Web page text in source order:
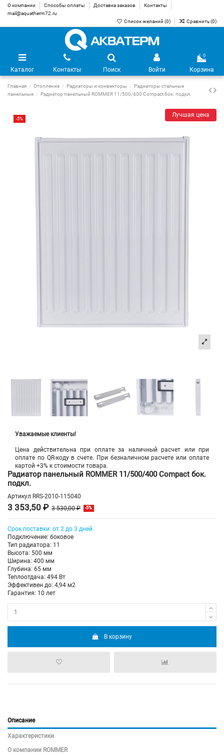
О компании Способы оплаты Доставка заказов
Контакты
mail@aquatherm72.ru
Список желаний (0) Сравнить (0)
Каталог Контакты Поиск Войти
0
Корзина
Главная Отопление Радиаторы и конвекторы
Радиаторы стальные
панельные
Радиатор панельный ROMMER 11/500/400 Compact бок. подкл.
-5%
Лучшая цена
Уважаемые клиенты!
Цена действительна при оплате за наличный расчет или при
оплате по QR-коду в счете. При безналичном расчете или оплате
картой +3% к стоимости товара.
Радиатор панельный ROMMER 11/500/400 Compact бок.
подкл.
Артикул RRS-2010-115040
3 353,50 ₽ 3 530,00 ₽ -5%
Срок поставки: от 2 до 3 дней
Подключение: боковое
Тип радиатора: 11
Высота: 500 мм
Ширина: 400 мм
Глубина: 65 мм
Теплоотдача: 494 Вт
Эффективен до: 4,94 м2
Гарантия: 10 лет
В корзину
Описание
Характеристики
О компании ROMMER